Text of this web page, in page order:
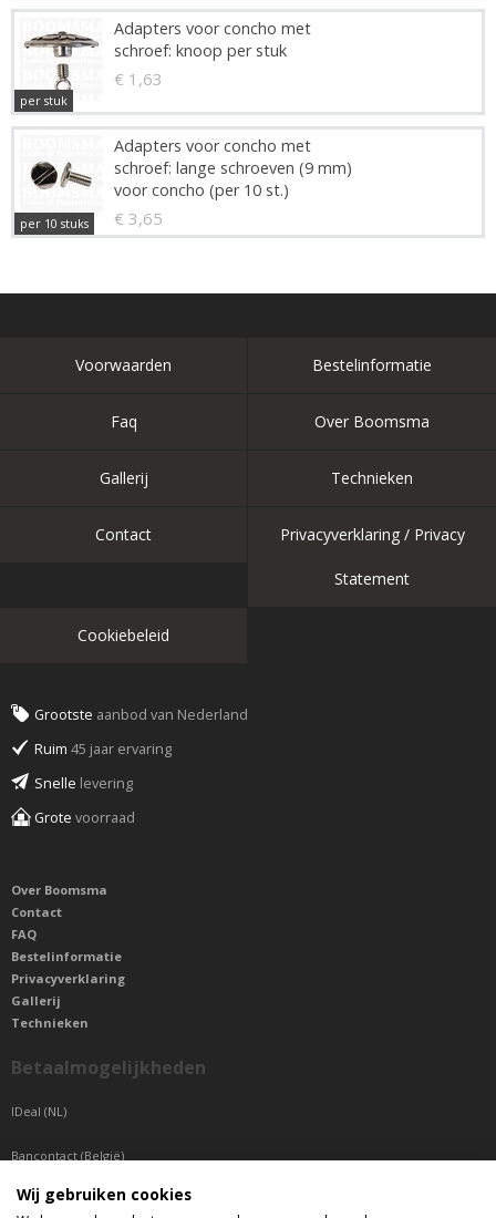
Adapters voor concho met
schroef: knoop per stuk
€ 1,63
per stuk
Adapters voor concho met
schroef: lange schroeven (9 mm)
voor concho (per 10 st.)
€ 3,65
per 10 stuks
Voorwaarden Bestelinformatie
Faq Over Boomsma
Gallerij Technieken
Contact Privacyverklaring / Privacy
Statement
Cookiebeleid
Grootste aanbod van Nederland
Ruim 45 jaar ervaring
Snelle levering
Grote voorraad
Over Boomsma
Contact
FAQ
Bestelinformatie
Privacyverklaring
Gallerij
Technieken
Betaalmogelijkheden
IDeal (NL)
Bancontact (België)
Sepa betaling (Overige landen)
Wij gebruiken cookies